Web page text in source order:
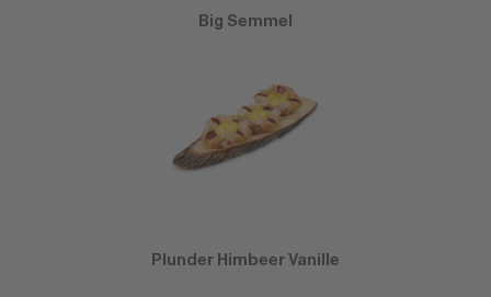
Big Semmel
Plunder Himbeer Vanille